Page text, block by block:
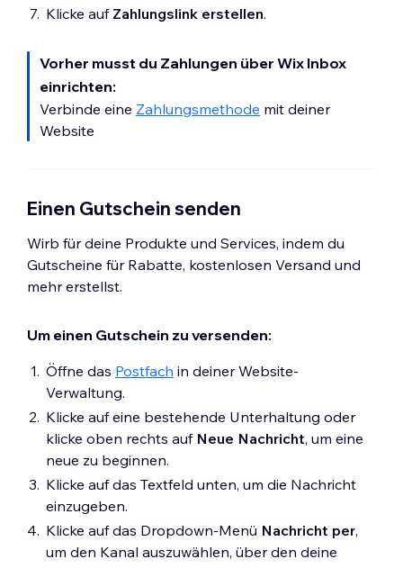
Klicke auf Zahlungslink erstellen.
Vorher musst du Zahlungen über Wix Inbox
einrichten:
Verbinde eine Zahlungsmethode mit deiner
Website
Einen Gutschein senden
Wirb für deine Produkte und Services, indem du
Gutscheine für Rabatte, kostenlosen Versand und
mehr erstellst.
Um einen Gutschein zu versenden:
Öffne das Postfach in deiner Website-
Verwaltung.
Klicke auf eine bestehende Unterhaltung oder
klicke oben rechts auf Neue Nachricht, um eine
neue zu beginnen.
Klicke auf das Textfeld unten, um die Nachricht
einzugeben.
Klicke auf das Dropdown-Menü Nachricht per,
um den Kanal auszuwählen, über den deine